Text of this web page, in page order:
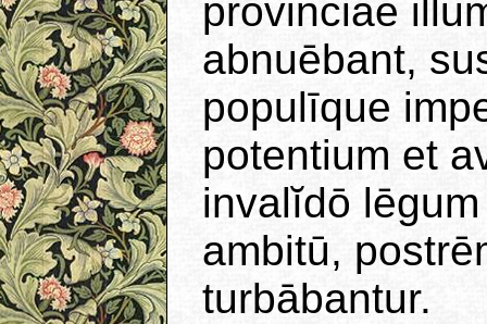
prōvinciae
abnuēbant,
populīque
potentium et
invalĭdō
ambitū,
turbābantur.